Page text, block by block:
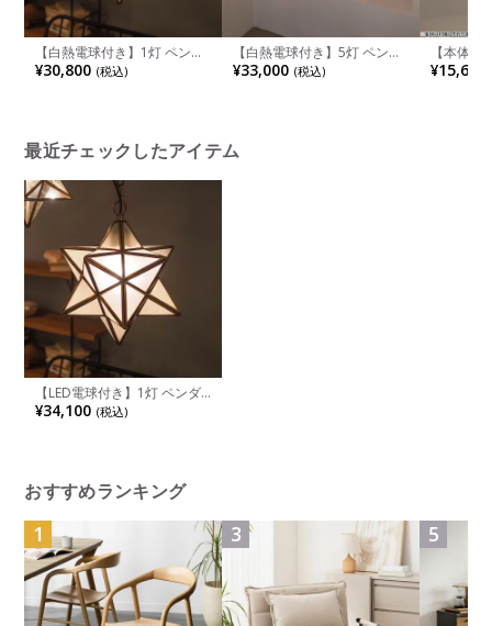
【白熱電球付き】1灯 ペンダ
ントライト 日本製 エトワー
ル 星型 ライト 吊り下げ 照明
¥30,800 (税込)
【白熱電球付き】5灯 ペンダ
ントライト リンデンハースト
ライト 吊り下げ 照明 インテ
¥33,000 (税込)
【本体
ト ネロン
下げ 照明
¥15,686
最近チェックしたアイテム
【LED電球付き】1灯 ペンダ
ントライト 日本製 エトワー
ル 星型 ライト 吊り下げ 照明
¥34,100 (税込)
おすすめランキング
1 3 5